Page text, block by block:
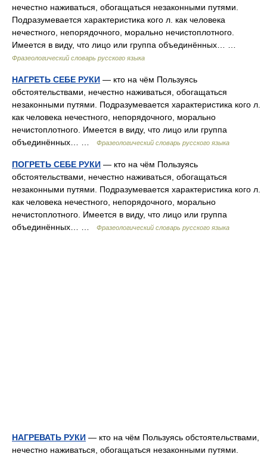
нечестно наживаться, обогащаться незаконными путями.
Подразумевается характеристика кого л. как человека
нечестного, непорядочного, морально нечистоплотного.
Имеется в виду, что лицо или группа объединённых… …
Фразеологический словарь русского языка
НАГРЕТЬ СЕБЕ РУКИ — кто на чём Пользуясь
обстоятельствами, нечестно наживаться, обогащаться
незаконными путями. Подразумевается характеристика кого л.
как человека нечестного, непорядочного, морально
нечистоплотного. Имеется в виду, что лицо или группа
объединённых… …
Фразеологический словарь русского языка
ПОГРЕТЬ СЕБЕ РУКИ — кто на чём Пользуясь
обстоятельствами, нечестно наживаться, обогащаться
незаконными путями. Подразумевается характеристика кого л.
как человека нечестного, непорядочного, морально
нечистоплотного. Имеется в виду, что лицо или группа
объединённых… …
Фразеологический словарь русского языка
НАГРЕВАТЬ РУКИ — кто на чём Пользуясь обстоятельствами,
нечестно наживаться, обогащаться незаконными путями.